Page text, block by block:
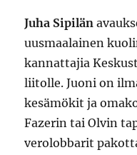
Juha Sipilän
uusmaalainen
kannattajia
liitolle. Juoni on
kesämökit ja
Fazerin tai Olvin
verolobbarit